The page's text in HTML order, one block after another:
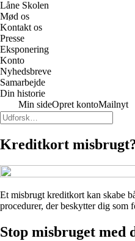
Låne Skolen
Mød os
Kontakt os
Presse
Eksponering
Konto
Nyhedsbreve
Samarbejde
Din historie
Min sideOpret kontoMailnyt
Kreditkort
Et misbrugt kreditkort kan skabe
procedurer, der beskytter dig
Stop misbruget med